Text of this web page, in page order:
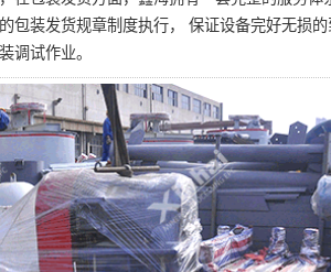
包装发货规章制度执行， 保证设备完好无损
调试作业。